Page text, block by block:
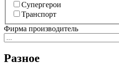
Супергерои
Транспорт
Фирма производитель
Разное